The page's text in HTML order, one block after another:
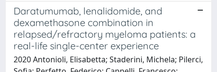
Daratumumab, lenalidomide, and
dexamethasone combination in
relapsed/refractory myeloma patients: a
real-life single-center experience
2020 Antonioli, Elisabetta; Staderini, Michela; Pilerci,